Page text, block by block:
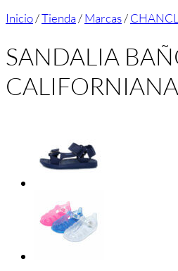
Inicio/Tienda/Marcas/
SANDALIA